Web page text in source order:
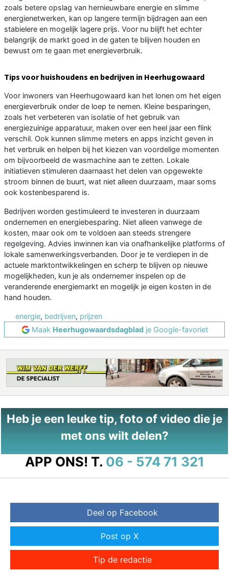
zoals betere opslag van hernieuwbare energie en slimme
energienetwerken, kan op langere termijn bijdragen aan een
stabielere en mogelijk lagere prijs. Voor nu blijft het echter
belangrijk de markt goed in de gaten te blijven houden en
bewust om te gaan met energieverbruik.
Tips voor huishoudens en bedrijven in Heerhugowaard
Voor inwoners van Heerhugowaard kan het lonen om het eigen
energieverbruik onder de loep te nemen. Kleine besparingen,
zoals het verbeteren van isolatie of het gebruik van
energiezuinige apparatuur, maken over een heel jaar een flink
verschil. Ook kunnen slimme meters en apps inzicht geven in
het verbruik en helpen bij het kiezen van voordelige momenten
om bijvoorbeeld de wasmachine aan te zetten. Lokale
initiatieven stimuleren daarnaast het delen van opgewekte
stroom binnen de buurt, wat niet alleen duurzaam, maar soms
ook kostenbesparend is.
Bedrijven worden gestimuleerd te investeren in duurzaam
ondernemen en energiebesparing. Niet alleen vanwege de
kosten, maar ook om te voldoen aan steeds strengere
regelgeving. Advies inwinnen kan via onafhankelijke platforms of
lokale samenwerkingsverbanden. Door je te verdiepen in de
actuele marktontwikkelingen en scherp te blijven op nieuwe
mogelijkheden, kun je als ondernemer inspelen op de
veranderende energiemarkt en mogelijk je eigen kosten in de
hand houden.
energie, bedrijven, prijzen
Maak Heerhugowaardsdagbladje Google-favoriet
Heb je een leuke tip, foto of video die je
met ons wilt delen?
APP ONS! T. 06 - 574 71 321
Deel op Facebook
Post op X
Tip de redactie